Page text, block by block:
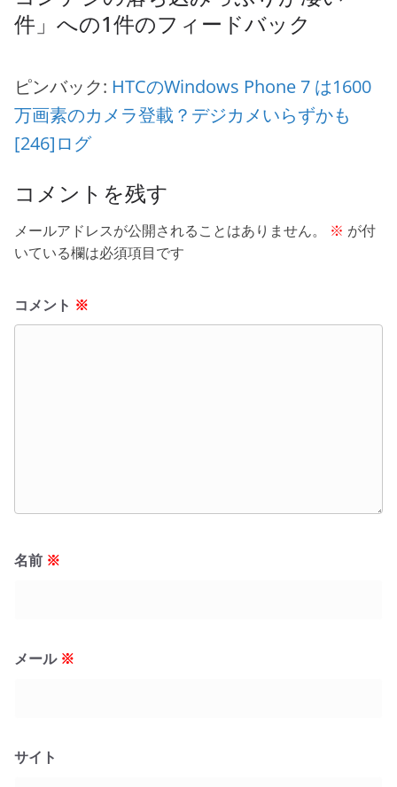
件 」への1件のフィードバック
ピンバック: HTCのWindows Phone 7 は1600
万画素のカメラ登載？デジカメいらずかも
[246]ログ
コメントを残す
メールアドレスが公開されることはありません。 ※ が付
いている欄は必須項目です
コメント ※
名前 ※
メール ※
サイト